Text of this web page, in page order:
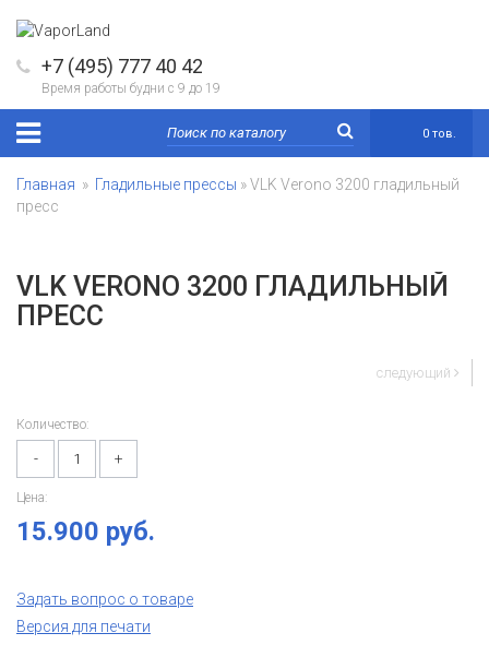
+7 (495) 777 40 42
Время работы будни с 9 до 19
0 тов.
Главная » Гладильные прессы » VLK Verono 3200 гладильный
пресс
VLK VERONO 3200 ГЛАДИЛЬНЫЙ
ПРЕСС
следующий
Количество:
- +
Цена:
15.900 руб.
Задать вопрос о товаре
Версия для печати